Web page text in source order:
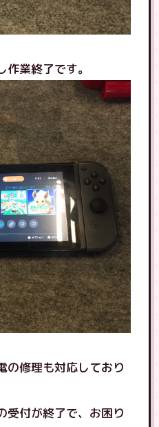
業終了です。
の修理も対応しており
受付が終了で、お困り